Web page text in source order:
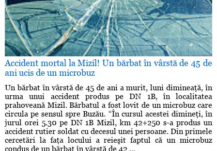
Accident mortal la Mizil! Un bărbat în vârstă de 45 de
ani ucis de un microbuz
Un bărbat în vârstă de 45 de ani a murit, luni dimineaţă, în
urma unui accident produs pe DN 1B, în localitatea
prahoveană Mizil. Bărbatul a fost lovit de un microbuz care
circula pe sensul spre Buzău. “În cursul acestei dimineţi, în
jurul orei 5.30 pe DN 1B Mizil, km 42+250 s-a produs un
accident rutier soldat cu decesul unei persoane. Din primele
cercetări la faţa locului a reieşit faptul că un microbuz
condus de un bărbat în vârstă de 42 ...